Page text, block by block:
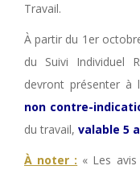
Travail.
À partir du 1er
du Suivi Individuel
devront présenter à
non contre-
du travail, valable 5
À noter : « Les avis